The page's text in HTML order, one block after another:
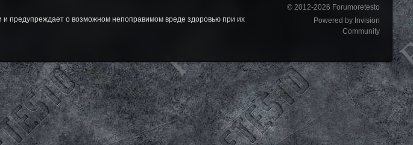
предупреждает о возможном непоправимом вреде здоровью при их
© 2012-2026 Forumoretesto
Powered by Invision
Community